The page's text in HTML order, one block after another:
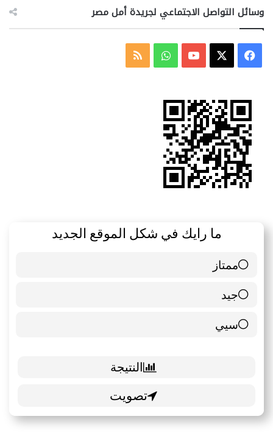
وسائل التواصل الاجتماعي لجريدة أمل مصر
فيسبوك ‫YouTubeواتسابملخص
ما رايك في شكل الموقع الجديد
ممتاز
6 ( 85.71 % )
جيد
0 ( 0 % )
سيي
1 ( 14.29 % )